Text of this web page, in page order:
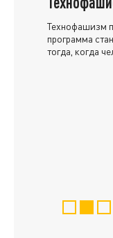
Технофашизм
программа
тогда, когда